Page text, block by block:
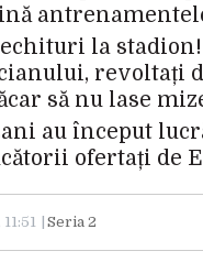
la
revoltați
să nu lase
au început
ofertați de
Seria 2